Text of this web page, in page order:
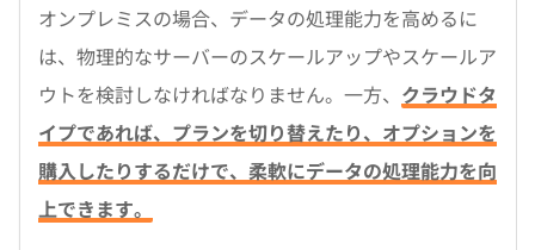
オンプレミスの場合、データの処理能力を高めるに
は、物理的なサーバーのスケールアップやスケールア
ウトを検討しなければなりません。一方、 クラウドタ
イプであれば、プランを切り替えたり、オプションを
購入したりするだけで、柔軟にデータの処理能力を向
上できます。